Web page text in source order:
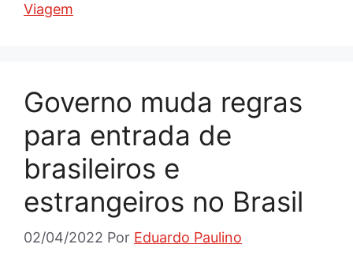
Viagem
Governo muda regras
para entrada de
brasileiros e
estrangeiros no Brasil
02/04/2022 Por Eduardo Paulino